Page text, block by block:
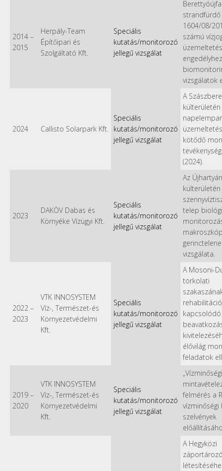
2014 –
2015
Herpály-Team
Építőipari és
Szolgáltató Kft.
Speciális
kutatás/monitorozó
jellegű vizsgálat
strandfürdő
1604/08/
számú
vizsgálatok
2024 Callisto Solarpark Kft.
Speciális
kutatás/monitorozó
jellegű vizsgálat
A
kötődő
(2024).
2023
DAKÖV Dabas és
Környéke Vízügyi Kft.
Speciális
kutatás/monitorozó
jellegű vizsgálat
Az
telep
vizsgálata.
2022 –
2023
VTK INNOSYSTEM
Víz-, Természet-és
Környezetvédelmi
Kft.
Speciális
kutatás/monitorozó
jellegű vizsgálat
A Mosoni-
torkolati
kapcsolódó
élővilág
feladatok
2019 –
2020
VTK INNOSYSTEM
Víz-, Természet-és
Környezetvédelmi
Kft.
Speciális
kutatás/monitorozó
jellegű vizsgálat
„Vízminőségi
felmérés a
vízminőségi
szelvények
A Hegyközi